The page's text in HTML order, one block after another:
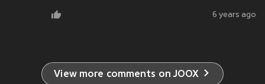
6 years ago
View more comments on JOOX